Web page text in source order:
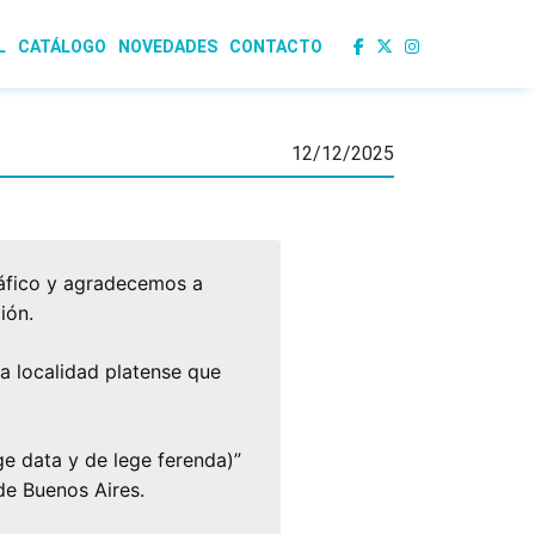
CATÁLOGO NOVEDADES CONTACTO
12/12/2025
y agradecemos a
localidad platense que
data y de lege ferenda)”
Buenos Aires.